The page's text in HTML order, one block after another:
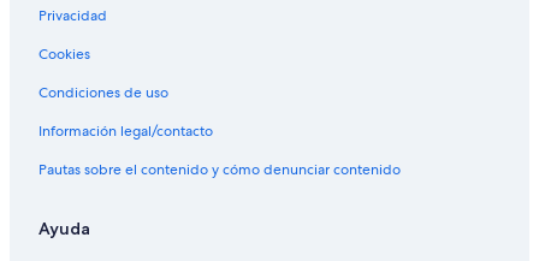
Privacidad
Cookies
Condiciones de uso
Información legal/contacto
Pautas sobre el contenido y cómo denunciar contenido
Ayuda